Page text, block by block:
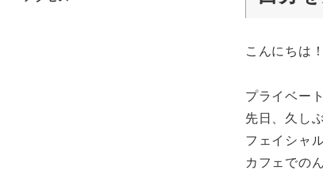
こんにちは
プライベー
先日、久し
フェイシャ
カフェでの